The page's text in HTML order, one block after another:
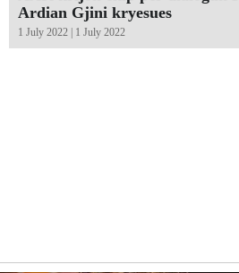
Ardian Gjini kryesues
1 July 2022 | 1 July 2022